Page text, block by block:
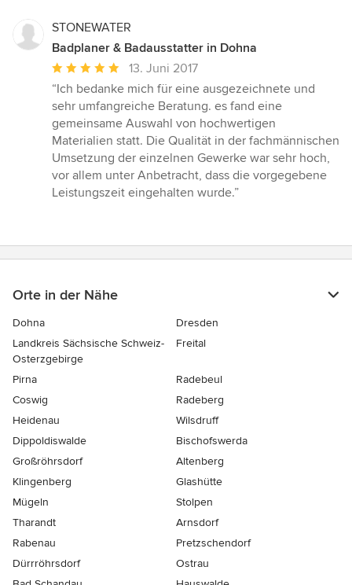
STONEWATER
Badplaner & Badausstatter in Dohna
Durchschnittliche
Bewertung:
5
von
5
Sternen
13. Juni 2017
“Ich bedanke mich für eine ausgezeichnete und
sehr umfangreiche Beratung. es fand eine
gemeinsame Auswahl von hochwertigen
Materialien statt. Die Qualität in der fachmännischen
Umsetzung der einzelnen Gewerke war sehr hoch,
vor allem unter Anbetracht, dass die vorgegebene
Leistungszeit eingehalten wurde.”
Orte in der Nähe
Dohna
Dresden
Landkreis Sächsische Schweiz-
Osterzgebirge
Freital
Pirna
Radebeul
Coswig
Radeberg
Heidenau
Wilsdruff
Dippoldiswalde
Bischofswerda
Großröhrsdorf
Altenberg
Klingenberg
Glashütte
Mügeln
Stolpen
Tharandt
Arnsdorf
Rabenau
Pretzschendorf
Dürrröhrsdorf
Ostrau